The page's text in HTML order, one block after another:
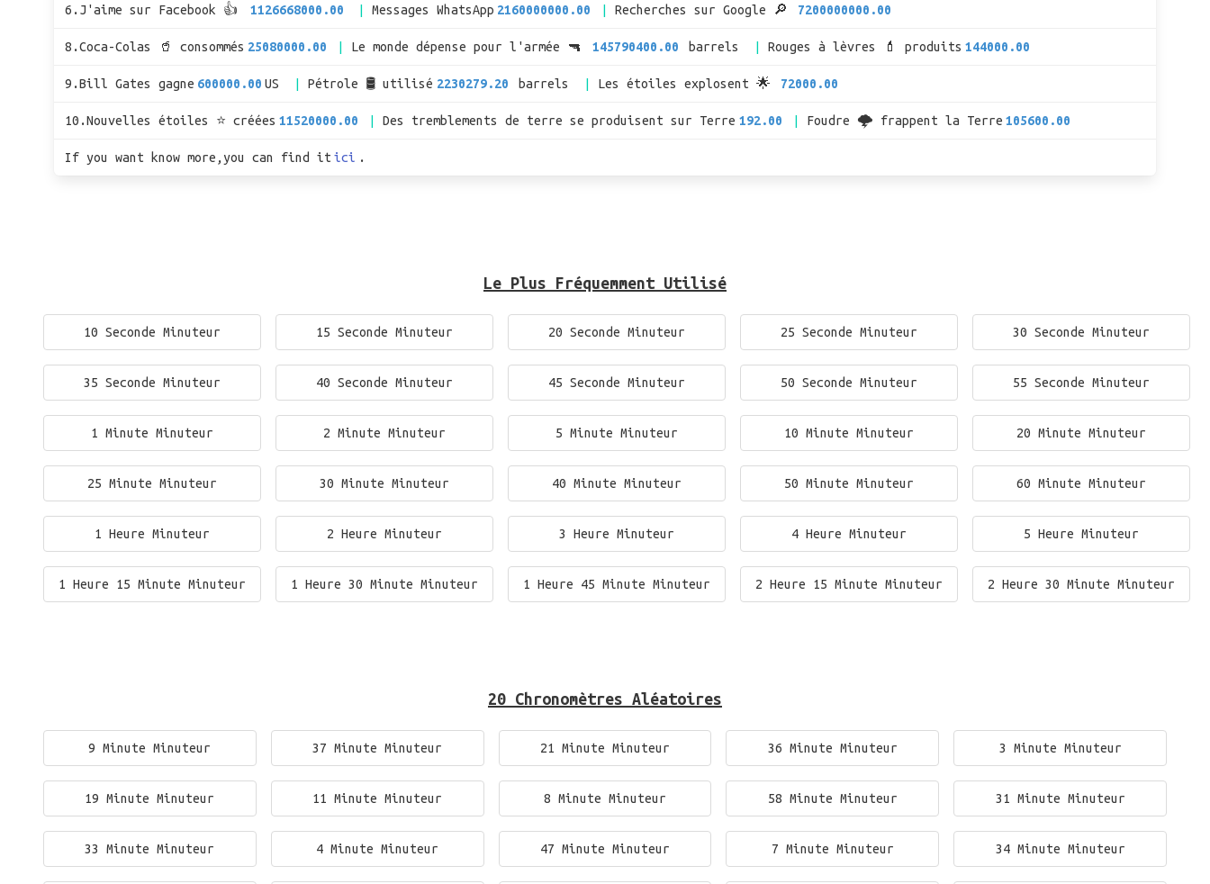
6.J'aime sur Facebook 👍 1126668000.00 Messages WhatsApp 2160000000.00 Recherches sur Google 🔎 7200000000.00
8.Coca-Colas 🥤 consommés 25080000.00 Le monde dépense pour l'armée 🔫 145790400.00 barrels Rouges à lèvres 💄 produits 144000.00
9.Bill Gates gagne 600000.00 US Pétrole 🛢 utilisé 2230279.20 barrels Les étoiles explosent 🌟 72000.00
10.Nouvelles étoiles ⭐ créées 11520000.00 Des tremblements de terre se produisent sur Terre 192.00 Foudre 🌩 frappent la Terre 105600.00
If you want know more,you can find it ici .
Le Plus Fréquemment Utilisé
10 Seconde Minuteur 15 Seconde Minuteur 20 Seconde Minuteur 25 Seconde Minuteur 30 Seconde Minuteur
35 Seconde Minuteur 40 Seconde Minuteur 45 Seconde Minuteur 50 Seconde Minuteur 55 Seconde Minuteur
1 Minute Minuteur 2 Minute Minuteur 5 Minute Minuteur 10 Minute Minuteur 20 Minute Minuteur
25 Minute Minuteur 30 Minute Minuteur 40 Minute Minuteur 50 Minute Minuteur 60 Minute Minuteur
1 Heure Minuteur 2 Heure Minuteur 3 Heure Minuteur 4 Heure Minuteur 5 Heure Minuteur
1 Heure 15 Minute Minuteur 1 Heure 30 Minute Minuteur 1 Heure 45 Minute Minuteur 2 Heure 15 Minute Minuteur 2 Heure 30 Minute Minuteur
20 Chronomètres Aléatoires
9 Minute Minuteur 37 Minute Minuteur 21 Minute Minuteur 36 Minute Minuteur 3 Minute Minuteur
19 Minute Minuteur 11 Minute Minuteur 8 Minute Minuteur 58 Minute Minuteur 31 Minute Minuteur
33 Minute Minuteur 4 Minute Minuteur 47 Minute Minuteur 7 Minute Minuteur 34 Minute Minuteur